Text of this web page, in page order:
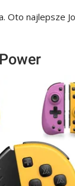
Oto najlepsze